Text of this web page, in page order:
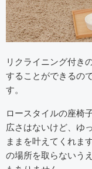
リクライニング付き
することができるの
す。
ロースタイルの座椅
広さはないけど、ゆ
ままを叶えてくれま
の場所を取らないう